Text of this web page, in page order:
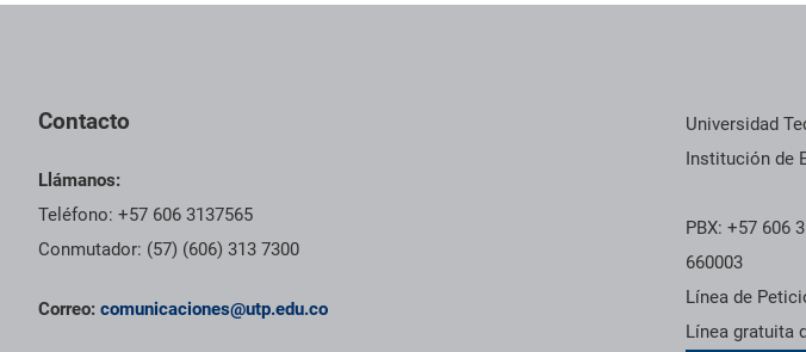
Contacto
Llámanos:
Teléfono: +57 606 3137565
Conmutador: (57) (606) 313 7300
Correo: comunicaciones@utp.edu.co
Universidad
Institución de
PBX: +57 606
660003
Línea de
Línea gratuita